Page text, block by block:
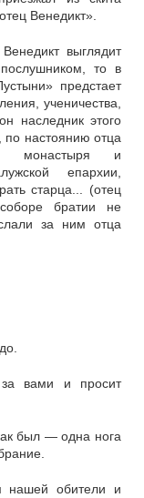
Венедикт».
выглядит
то в
предстает
ученичества,
наследник этого
по настоянию отца
монастыря и
епархии,
старца... (отец
братии не
за ним отца
вами и просит
был — одна нога
нашей обители и